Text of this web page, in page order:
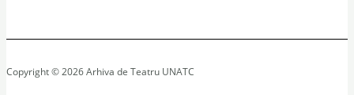
Copyright © 2026 Arhiva de Teatru UNATC